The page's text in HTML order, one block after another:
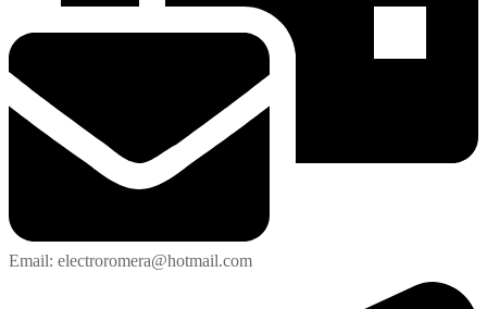
Email: electroromera@hotmail.com